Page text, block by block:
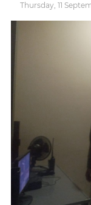
Thursday, 11